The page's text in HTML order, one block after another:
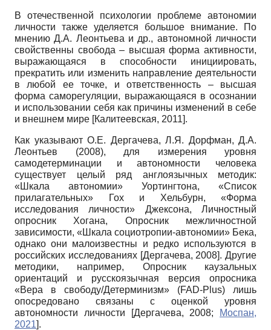
В отечественной психологии проблеме автономии
личности также уделяется большое внимание. По
мнению Д.А. Леонтьева и др., автономной личности
свойственны свобода – высшая форма активности,
выражающаяся в способности инициировать,
прекратить или изменить направление деятельности
в любой ее точке, и ответственность – высшая
форма саморегуляции, выражающаяся в осознании
и использовании себя как причины изменений в себе
и внешнем мире [Калитеевская, 2011].
Как указывают О.Е. Дергачева, Л.Я. Дорфман, Д.А.
Леонтьев (2008), для измерения уровня
самодетерминации и автономности человека
существует целый ряд англоязычных методик:
«Шкала автономии» Уортингтона, «Список
прилагательных» Гох и Хельбурн, «Форма
исследования личности» Джексона, Личностный
опросник Хогана, Опросник межличностной
зависимости, «Шкала социотропии-автономии» Бека,
однако они малоизвестны и редко используются в
российских исследованиях [Дергачева, 2008]. Другие
методики, например, Опросник каузальных
ориентаций и русскоязычная версия опросника
«Вера в свободу/Детерминизм» (FAD-Plus) лишь
опосредовано связаны с оценкой уровня
автономности личности
[Дергачева, 2008;
Моспан,
2021].